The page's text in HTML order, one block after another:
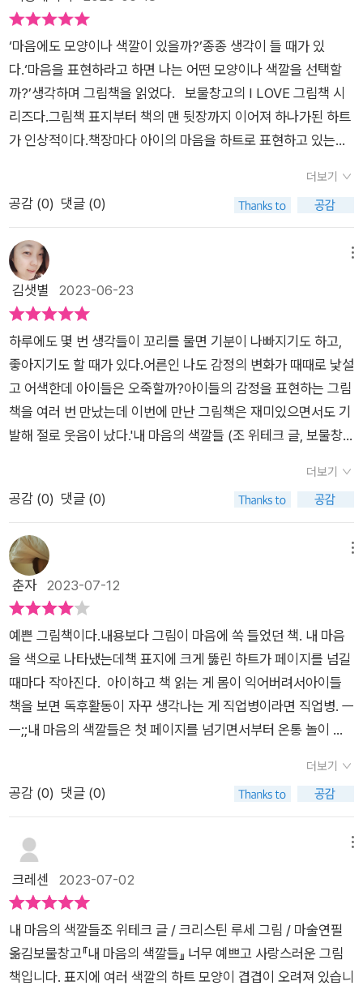
너도 보이니?네 마음은 또 어떠니?'내 마음의 색깔들 중~ '기분
내 마음엔 다양한 색깔을 지닌 감정'들이 살고 있습니다. 혹시 보
이나요? 여러분 마음엔 어떤 색깔의 감정들이 살고 있나요? 꿈
오리 한줄평 : 감정들에 이름을 붙이고 다양한 색깔로 표현한 <
내 마음의 색깔들>, 책을 읽다 보면 내 마음엔 어떤 감정들이 살
고 있는지와 더불어 모든 감정들은 의미가 있고 소중함을 알게 된
생각하며 봤으면 좋겠다 싶은 그림책 『내 마음의 색깔들』이었습
니다.​
음이 가득 담겨있는데요~ 소녀는 이곳이 마음속 문이라고 설명
다는데… 감상평이라고 내놓은 말은 뒤죽박죽이지만 보물 창고
같대요!!!근사하게 반짝이는 노란 별을 닮은 마음은 상냥함 그 자
체인지라 온 세상이 사랑스러워 보이고 가족들에게 뽀뽀를 퍼붓
게 된대요 ㅎ 장딸에게 물었더니 어린이날 티니핑 스탬프를 받았
을 때 자기도 비슷한 기분이었다고 해요 ㅎ소녀에게 날개를 단 것
같은 느낌을 준다는 용감함! 파아란 마음은 저희집 어린이들에게
살짝 부족한 마음이라 공감을 얻을 수 없었지만 펑펑펑! 폭탄처럼
마음이라 마주보며 많이 웃었어요;;뒤로도 둥실둥실 풍선처럼 가
볍고 기쁜 초록색 마음, 친구와의 다툼으로 빨갛고 아픈 마음, 잿
빛 코끼리처럼 무겁고 우중충한 빛깔로 우리를 답답하게 만드는
우울한 마음, 늑대를 닮은 두려운 마음 등등등~ 소녀는 여러 빛
깔의 마음들을 소개해줍니다.어린 아이들의 경우 자신이 느끼는
감정이 어떤 것인지 잘 모를 때가 많잖아요?? <<내 마음의 색깔
들>> 을 읽고 저희집 아가씨는 자신의 마음 읽기, 마음 들여다보
기가 좀 더 쉬워진 것 같아요…소녀가 책의 마지막 페이지에서 한
질문을 잇님들께 하며 글을 맺을까 합니다. “비밀의 정원 같은 내
‘마음에도 모양이나 색깔이 있을까?’종종 생각이 들 때가 있
다.‘마음을 표현하라고 하면 나는 어떤 모양이나 색깔을 선택할
까?’생각하며 그림책을 읽었다. 보물창고의 I LOVE 그림책 시
리즈다.그림책 표지부터 책의 맨 뒷장까지 이어져 하나가된 하트
가 인상적이다.책장마다 아이의 마음을 하트로 표현하고 있는데
음은 보물 창고 같아. 눈부시게 반짝이는 노란 별 같기도 하고용
불을 뿜고 있고, 무겁고 우중충한 마음은 커다란 얼음 같다.깜깜
한 밤이 무서울 때면 용기도 내어본다.이렇게 다양한 마음을 표현
할 때 그 마음을 표현하는 사물이 그렸다. 내 마음은 나무 위에
들어오게 하고 싶다. 내 마음의 색깔들이 너도 보이니?친구가
내 마음을 알아주길 바라는 마음, 친구의 마음을 알고 싶은 나의
마음.자신과 친구의 마음을 서로 이해해주면서 우리 아이들이 행
복하면 좋겠다는 바람도 생긴다. 우리는 살면서 감정이 수시로
변한다. 아이도 어른도. 하루를 보내면서도 수많은 감정들이 교
체된다.생기는 감정의 표현도 서툴다.이런 자신의 감정이 왜 생기
는지도 잘 모른다.이 그림책을 통해 아이들에게 어떤 감정들이 어
는 생각이 든다.
더보기
공감 (0) 댓글 (0)
김샛별 2023-06-23
하루에도 몇 번 생각들이 꼬리를 물면 기분이 나빠지기도 하고,
좋아지기도 할 때가 있다.어른인 나도 감정의 변화가 때때로 낯설
고 어색한데 아이들은 오죽할까?아이들의 감정을 표현하는 그림
책을 여러 번 만났는데 이번에 만난 그림책은 재미있으면서도 기
발해 절로 웃음이 났다.'내 마음의 색깔들 (조 위테크 글, 보물창
두었다.첫 장을 펼치고 보니 아이의 마음이 참으로 다양하게 변하
고 있다는 생각이 들었다.색색으로 펼쳐진 마음의 색깔들, 우리의
마음도 이렇겠지?아이는 마음 속에 숨어있는 무언가를 찾기위해
마음의 문을 활짝 열었다.그런데 마음이 너무 뒤죽박죽이라 슬픔,
기쁨, 떨림 등 다양한 감정에 따른 마음의 색깔을 보물 창고같다
얘기한다.때때로 마음은 펑하고 터지기도 해서 감당하기 힘들기
색깔을 알아보려고 한다.뒤로 갈수록 아이의 마음, 하트의 크기가
점점 작아진다.마치 무지개처럼 펼쳐진 아이의 마음을 색깔들은
아이 스스로 자신의 감정이 상황에 따라 어떤 변화가 있는지 알게
된다.이제 아이는 마음 속 감정들을 차분히 정리하며 우리를 향해
이야기를 한다.자신의 색깔들이 보이냐는 아이의 질문에 나 역시
내 마음을 들여다볼 용기가 생겼다.서툴지만 분명 나의 마음인 다
양한 감정들, 그 감정이 주는 변화의 색을 찾아보고 귀를 기울이
더보기
공감 (0) 댓글 (0)
춘자2023-07-12
예쁜 그림책이다.내용보다 그림이 마음에 쏙 들었던 책. 내 마음
을 색으로 나타냈는데책 표지에 크게 뚫린 하트가 페이지를 넘길
때마다 작아진다. 아이하고 책 읽는 게 몸이 익어버려서아이들
책을 보면 독후활동이 자꾸 생각나는 게 직업병이라면 직업병. ㅡ
ㅡ;;내 마음의 색깔들은 첫 페이지를 넘기면서부터 온통 놀이 생
떠오르는지내가 이런 상황이라면 어떤 기분이 들지이런 그림은
마음에 드는지하트 말고 어떤 모양으로 구멍을 뚫을 건지.........아
이랑 한 달은 족히 재미나게 놀았을 거 같은 그림책.아이가 어리
면 눈이 환해지는 색만 봐도 기분이 좋아질 거 같고. 어린 자녀를
두지 않은 성인의 입장에서 그림책을 고르다보니주제의식이 있
는 책을 선호하게 된다.그런데 그림책은 '그림'도 중해서 그림책
마음의 색깔들.'쨍' 하게 이쁜 색을 보니 기분이 좋아졌다.아이들
은 이런 것들만 봐서 즐거운 거겠지? ^^
더보기
공감 (0) 댓글 (0)
크레센 2023-07-02
내 마음의 색깔들조 위테크 글 / 크리스틴 루세 그림 / 마술연필
옮김보물창고『내 마음의 색깔들』 너무 예쁘고 사랑스러운 그림
책입니다. 표지에 여러 색깔의 하트 모양이 겹겹이 오려져 있습니